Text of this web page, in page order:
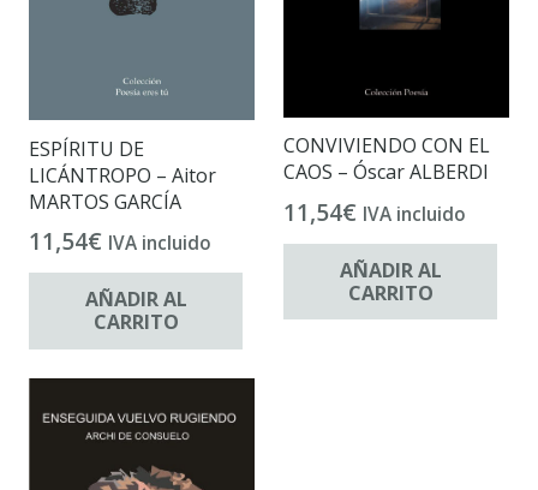
ESPÍRITU DE
LICÁNTROPO – Aitor
MARTOS GARCÍA
11,54€ IVA incluido
AÑADIR AL
CARRITO
CONVIVIENDO CON EL
CAOS – Óscar ALBERDI
11,54€ IVA incluido
AÑADIR AL
CARRITO